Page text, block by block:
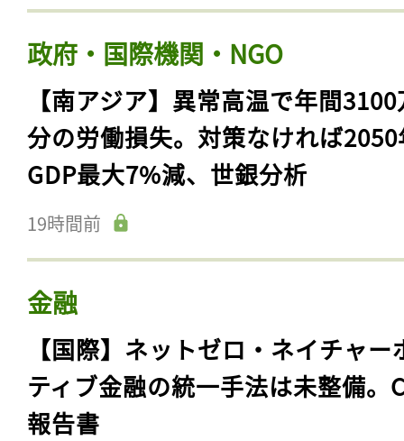
政府・国際機関・NGO
【南アジア】異常高温で年間
分の労働損失。対策なければ
GDP最大7%減、世銀分析
19時間前
金融
【国際】ネットゼロ・ネイチャー
ティブ金融の統一手法は未整備。
報告書